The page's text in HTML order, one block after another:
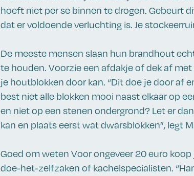
hoeft niet per se binnen te drogen. Gebeurt
dat er voldoende verluchting is. Je
De meeste mensen slaan hun brandhout
te houden. Voorzie een afdakje of dek af
je houtblokken door kan. “Dit doe je door af
best niet alle blokken mooi naast elkaar op
en niet op een stenen ondergrond? Let er
kan en plaats eerst wat dwarsblokken”, legt
Goed om weten Voor ongeveer 20 euro
doe-het-zelfzaken of kachelspecialisten.